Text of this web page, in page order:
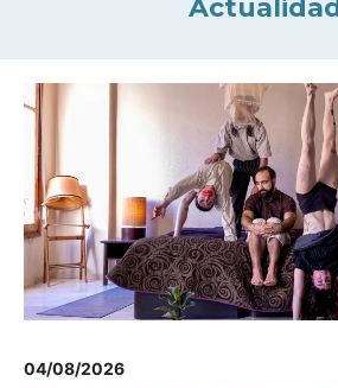
Actualidad
04/08/2026